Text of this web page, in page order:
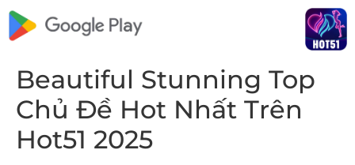
Beautiful Stunning Top
Chủ Đề Hot Nhất Trên
Hot51 2025